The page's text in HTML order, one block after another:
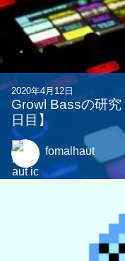
2020年4月12日
Growl Bassの研
日目】
fomalhaut